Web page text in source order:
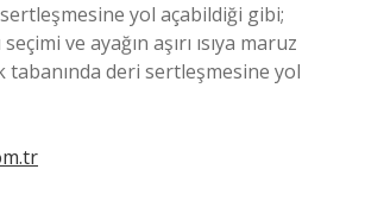
yol açabildiği gibi;
ve ayağın aşırı ısıya maruz
tabanında deri sertleşmesine yol